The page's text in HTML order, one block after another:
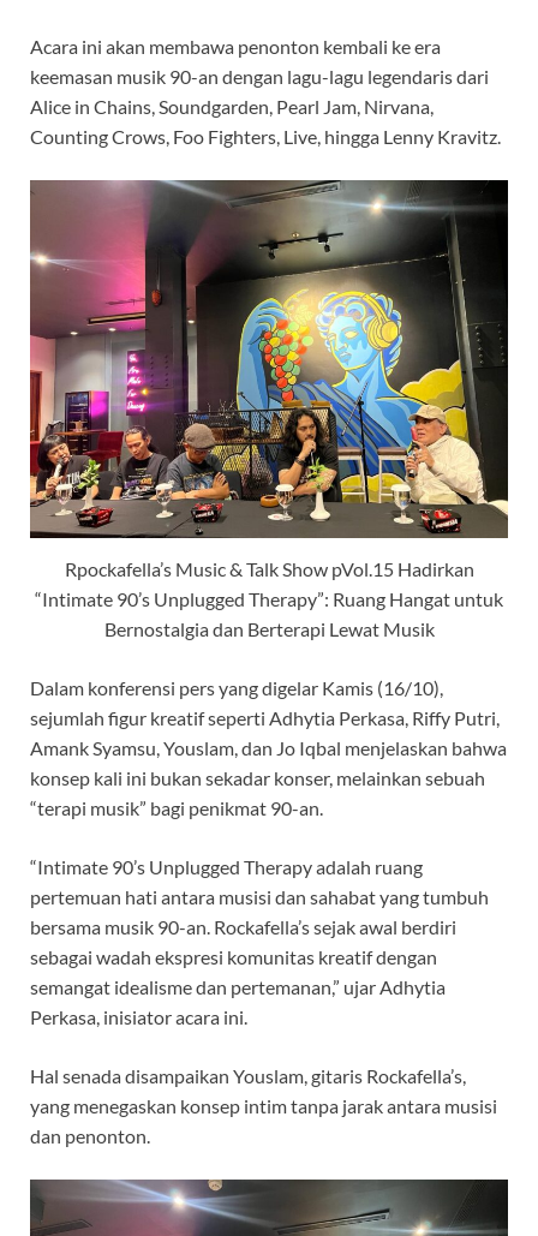
Acara ini akan membawa penonton kembali ke era
keemasan musik 90-an dengan lagu-lagu legendaris dari
Alice in Chains, Soundgarden, Pearl Jam, Nirvana,
Counting Crows, Foo Fighters, Live, hingga Lenny Kravitz.
Rpockafella’s Music & Talk Show pVol.15 Hadirkan
“Intimate 90’s Unplugged Therapy”: Ruang Hangat untuk
Bernostalgia dan Berterapi Lewat Musik
Dalam konferensi pers yang digelar Kamis (16/10),
sejumlah figur kreatif seperti Adhytia Perkasa, Riffy Putri,
Amank Syamsu, Youslam, dan Jo Iqbal menjelaskan bahwa
konsep kali ini bukan sekadar konser, melainkan sebuah
“terapi musik” bagi penikmat 90-an.
“Intimate 90’s Unplugged Therapy adalah ruang
pertemuan hati antara musisi dan sahabat yang tumbuh
bersama musik 90-an. Rockafella’s sejak awal berdiri
sebagai wadah ekspresi komunitas kreatif dengan
semangat idealisme dan pertemanan,” ujar Adhytia
Perkasa, inisiator acara ini.
Hal senada disampaikan Youslam, gitaris Rockafella’s,
yang menegaskan konsep intim tanpa jarak antara musisi
dan penonton.